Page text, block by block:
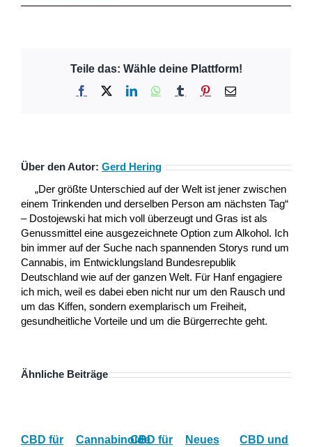
Teile das: Wähle deine Plattform!
Facebook LinkedInWhatsApp
Tumblr Pinterest
E-
Über den Autor: Gerd Hering
„Der größte Unterschied auf der Welt ist jener zwischen
einem Trinkenden und derselben Person am nächsten Tag“
– Dostojewski hat mich voll überzeugt und Gras ist als
Genussmittel eine ausgezeichnete Option zum Alkohol. Ich
bin immer auf der Suche nach spannenden Storys rund um
Cannabis, im Entwicklungsland Bundesrepublik
Deutschland wie auf der ganzen Welt. Für Hanf engagiere
ich mich, weil es dabei eben nicht nur um den Rausch und
um das Kiffen, sondern exemplarisch um Freiheit,
gesundheitliche Vorteile und um die Bürgerrechte geht.
Ähnliche Beiträge
CBD für CannabinoideCBD für Neues CBD und